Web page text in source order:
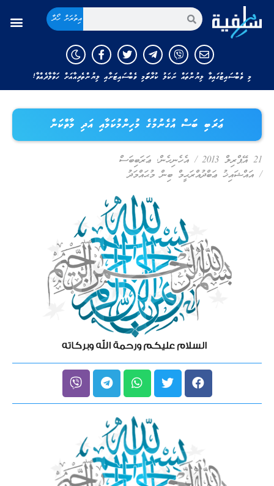
އިތުރަށް ހޯދާ
މި ވެބްސައިޓުގައިވާ ލިޔުންތައް ނަކަލު ކުރާނަމަ މި ވެބްސައިޓަށާއި ލިޔުންތެރިއާއަށް ހަވާލާދެއްވާ!
ޢަރަބި ބަސް އުގެނުމުގެ މުހިންމުކަމާއި އަދި މާތްކަން
21 އޭޕްރިލް 2013 / އެހެނިހެން, ޢަރަބިބަސް
/ އައްޝައިޚު ޢަބްދުއްރަޙީމް ބިން މުޙައްމަދު